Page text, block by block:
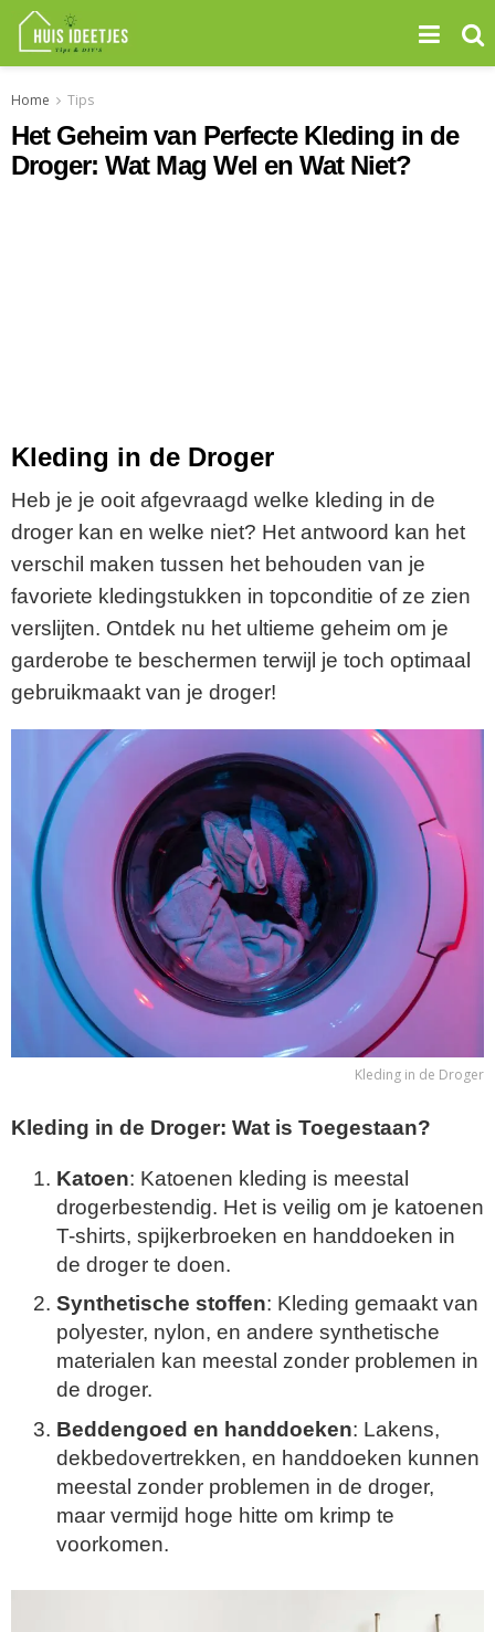
Home Tips
Het Geheim van Perfecte Kleding in de
Droger: Wat Mag Wel en Wat Niet?
Kleding in de Droger
Heb je je ooit afgevraagd welke kleding in de
droger kan en welke niet? Het antwoord kan het
verschil maken tussen het behouden van je
favoriete kledingstukken in topconditie of ze zien
verslijten. Ontdek nu het ultieme geheim om je
garderobe te beschermen terwijl je toch optimaal
gebruikmaakt van je droger!
Kleding in de Droger
Kleding in de Droger: Wat is Toegestaan?
Katoen: Katoenen kleding is meestal
drogerbestendig. Het is veilig om je katoenen
T-shirts, spijkerbroeken en handdoeken in
de droger te doen.
Synthetische stoffen: Kleding gemaakt van
polyester, nylon, en andere synthetische
materialen kan meestal zonder problemen in
de droger.
Beddengoed en handdoeken: Lakens,
dekbedovertrekken, en handdoeken kunnen
meestal zonder problemen in de droger,
maar vermijd hoge hitte om krimp te
voorkomen.